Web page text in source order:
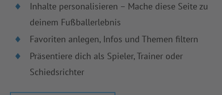
Inhalte personalisieren – Mache diese Seite zu
deinem Fußballerlebnis
Favoriten anlegen, Infos und Themen filtern
Präsentiere dich als Spieler, Trainer oder
Schiedsrichter